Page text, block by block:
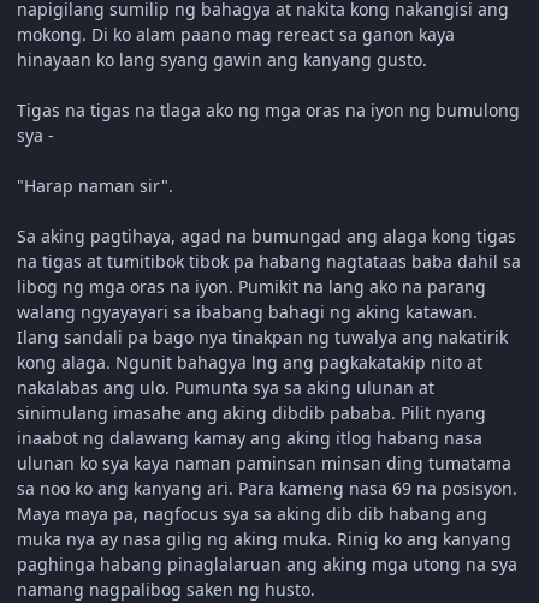
napigilang sumilip ng bahagya at nakita kong nakangisi ang
mokong. Di ko alam paano mag rereact sa ganon kaya
hinayaan ko lang syang gawin ang kanyang gusto.
Tigas na tigas na tlaga ako ng mga oras na iyon ng bumulong
sya -
"Harap naman sir".
Sa aking pagtihaya, agad na bumungad ang alaga kong tigas
na tigas at tumitibok tibok pa habang nagtataas baba dahil sa
libog ng mga oras na iyon. Pumikit na lang ako na parang
walang ngyayayari sa ibabang bahagi ng aking katawan.
Ilang sandali pa bago nya tinakpan ng tuwalya ang nakatirik
kong alaga. Ngunit bahagya lng ang pagkakatakip nito at
nakalabas ang ulo. Pumunta sya sa aking ulunan at
sinimulang imasahe ang aking dibdib pababa. Pilit nyang
inaabot ng dalawang kamay ang aking itlog habang nasa
ulunan ko sya kaya naman paminsan minsan ding tumatama
sa noo ko ang kanyang ari. Para kameng nasa 69 na posisyon.
Maya maya pa, nagfocus sya sa aking dib dib habang ang
muka nya ay nasa gilig ng aking muka. Rinig ko ang kanyang
paghinga habang pinaglalaruan ang aking mga utong na sya
namang nagpalibog saken ng husto.